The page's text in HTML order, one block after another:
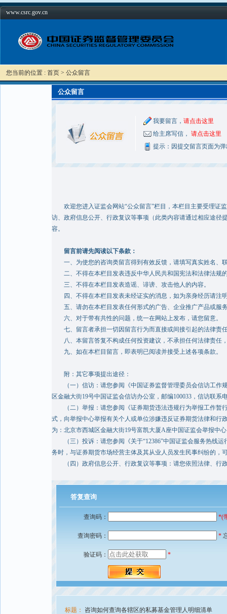
www.csrc.gov.cn
您当前的位置 : 首页 > 公众留言
公众留言
我要留言， 请点击这里
给主席写信， 请点击这里
提示：因提交留言页面为
欢迎您进入证监会网站“公众留言”栏目，本栏目主要受理证
访、政府信息公开、行政复议等事项（此类内容请通过相应途径
容。
留言前请先阅读以下条款：
一、为使您的咨询类留言得到有效反馈，请填写真实姓名、
二、不得在本栏目发表违反中华人民共和国宪法和法律法规
三、不得在本栏目发表造谣、诽谤、攻击他人的内容。
四、不得在本栏目发表未经证实的消息，如为亲身经历请注
五、请勿在本栏目发表任何形式的广告、企业推广产品或服
六、对于带有共性的问题，统一在网站上发布，请您留意。
七、留言者承担一切因留言行为而直接或间接引起的法律责
八、本留言答复不构成任何投资建议，不承担任何法律责任
九、如在本栏目留言，即表明已阅读并接受上述各项条款。
附：其它事项提出途径：
（一）信访：请您参阅《中国证券监督管理委员会信访工作规
区金融大街19号中国证监会信访办公室，邮编100033，信访联系
（二）举报：请您参阅《证券期货违法违规行为举报工作暂
式，向举报中心举报有关个人或单位涉嫌违反证券期货法律和行
为：北京市西城区金融大街19号富凯大厦A座中国证监会举报中
（三）投诉：请您参阅《关于“12386”中国证监会服务热线运
务时，与证券期货市场经营主体及其从业人员发生民事纠纷的，
（四）政府信息公开、行政复议等事项：请您依照法律、行
答复查询
查询码： *(
查询密码： *
验证码： *
标题：
咨询如何查询各辖区的私募基金管理人明细清单